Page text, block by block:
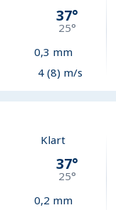
37°
25°
0,3 mm
4 (8) m/s
Klart
37°
25°
0,2 mm